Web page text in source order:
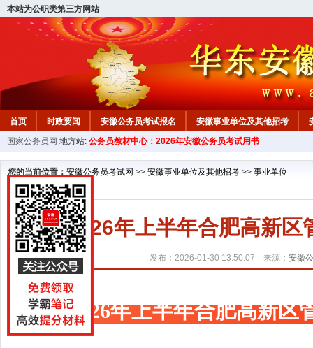
本站为公职类第三方网站
首页 时政要闻 安徽公务员考试报名 安徽事业单位及其他招考
安徽公务员行测试题 在线咨询 教材中心
国家公务员网 地方站: 公务员教材中心：2026年安徽公务员考试用书
您的当前位置： 安徽公务员考试网 >> 安徽事业单位及其他招考 >> 事业单位
2026年上半年合肥高新区
发布：2026-01-30 13:50:07 来源： 安徽
2026年上半年合肥高新区